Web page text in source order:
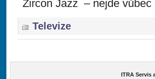
Zircon Jazz – nejde vůbec
Televize
ITRA Servis